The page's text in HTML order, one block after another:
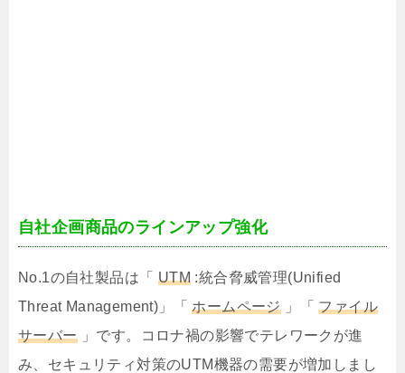
自社企画商品のラインアップ強化
No.1の自社製品は「 UTM :統合脅威管理(Unified
Threat Management)」「ホームページ」「ファイル
サーバー」です。コロナ禍の影響でテレワークが進
み、セキュリティ対策のUTM機器の需要が増加しまし